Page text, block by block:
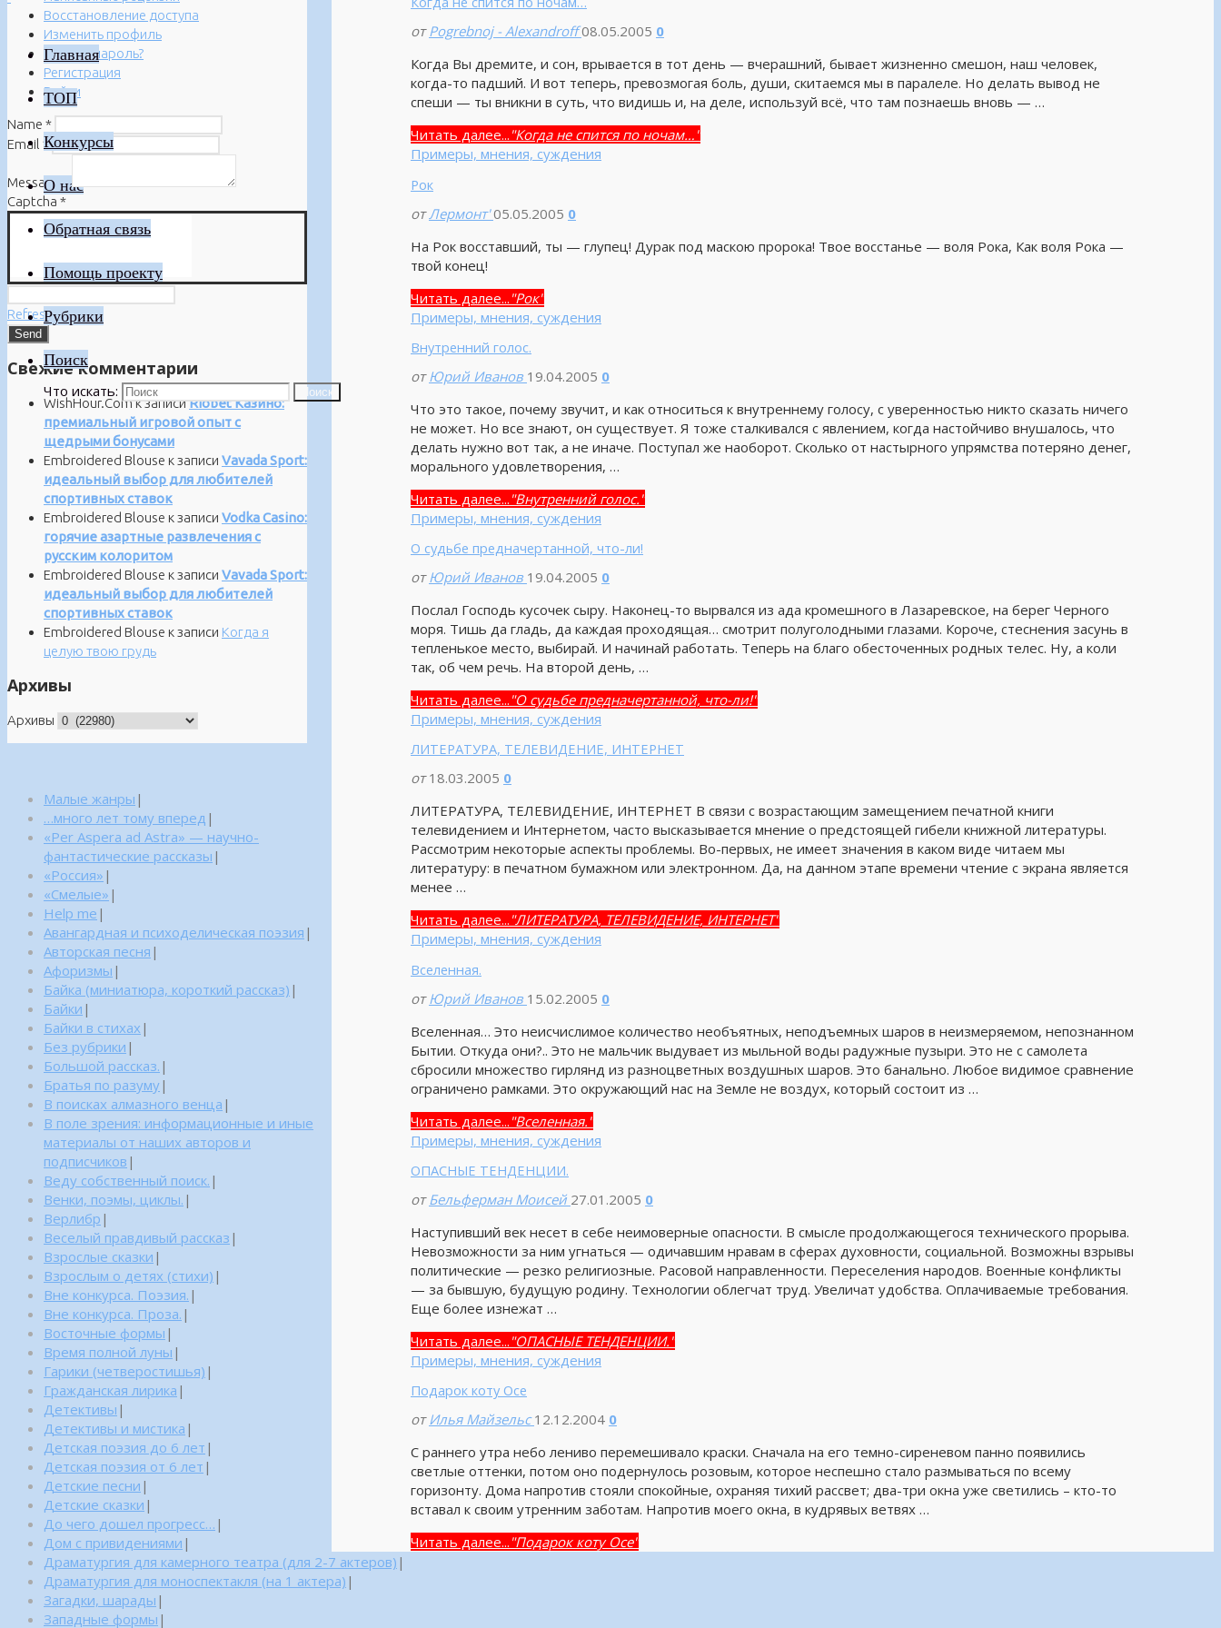
Главная
ТОП
Конкурсы
О нас
Обратная связь
Помощь проекту
Рубрики
Поиск
Что искать: Поиск
от Pogrebnoj - Alexandroff 08.05.2005 0
Когда Вы дремите, и сон, врывается в тот день — вчерашний, бывает жизненно смешон, наш человек,
когда-то падший. И вот теперь, превозмогая боль, души, скитаемся мы в паралеле. Но делать вывод не
спеши — ты вникни в суть, что видишь и, на деле, используй всё, что там познаешь вновь — …
Читать далее... "Когда не спится по ночам…"
Примеры, мнения, суждения
Рок
от Лермонт' 05.05.2005 0
На Рок восставший, ты — глупец! Дурак под маскою пророка! Твое восстанье — воля Рока, Как воля Рока —
твой конец!
Читать далее... "Рок"
Примеры, мнения, суждения
Внутренний голос.
от Юрий Иванов 19.04.2005 0
Что это такое, почему звучит, и как относиться к внутреннему голосу, с уверенностью никто сказать ничего
не может. Но все знают, он существует. Я тоже сталкивался с явлением, когда настойчиво внушалось, что
делать нужно вот так, а не иначе. Поступал же наоборот. Сколько от настырного упрямства потеряно денег,
морального удовлетворения, …
Читать далее... "Внутренний голос."
Примеры, мнения, суждения
О судьбе предначертанной, что-ли!
от Юрий Иванов 19.04.2005 0
Послал Господь кусочек сыру. Наконец-то вырвался из ада кромешного в Лазаревское, на берег Черного
моря. Тишь да гладь, да каждая проходящая… смотрит полуголодными глазами. Короче, стеснения засунь в
тепленькое место, выбирай. И начинай работать. Теперь на благо обесточенных родных телес. Ну, а коли
так, об чем речь. На второй день, …
Читать далее... "О судьбе предначертанной, что-ли!"
Примеры, мнения, суждения
ЛИТЕРАТУРА, ТЕЛЕВИДЕНИЕ, ИНТЕРНЕТ
от 18.03.2005 0
ЛИТЕРАТУРА, ТЕЛЕВИДЕНИЕ, ИНТЕРНЕТ В связи с возрастающим замещением печатной книги
телевидением и Интернетом, часто высказывается мнение о предстоящей гибели книжной литературы.
Рассмотрим некоторые аспекты проблемы. Во-первых, не имеет значения в каком виде читаем мы
литературу: в печатном бумажном или электронном. Да, на данном этапе времени чтение с экрана является
менее …
Читать далее... "ЛИТЕРАТУРА, ТЕЛЕВИДЕНИЕ, ИНТЕРНЕТ"
Примеры, мнения, суждения
Вселенная.
от Юрий Иванов 15.02.2005 0
Вселенная… Это неисчислимое количество необъятных, неподъемных шаров в неизмеряемом, непознанном
Бытии. Откуда они?.. Это не мальчик выдувает из мыльной воды радужные пузыри. Это не с самолета
сбросили множество гирлянд из разноцветных воздушных шаров. Это банально. Любое видимое сравнение
ограничено рамками. Это окружающий нас на Земле не воздух, который состоит из …
Читать далее... "Вселенная."
Примеры, мнения, суждения
ОПАСНЫЕ ТЕНДЕНЦИИ.
от Бельферман Моисей 27.01.2005 0
Наступивший век несет в себе неимоверные опасности. В смысле продолжающегося технического прорыва.
Невозможности за ним угнаться — одичавшим нравам в сферах духовности, социальной. Возможны взрывы
политические — резко религиозные. Расовой направленности. Переселения народов. Военные конфликты
— за бывшую, будущую родину. Технологии облегчат труд. Увеличат удобства. Оплачиваемые требования.
Еще более изнежат …
Читать далее... "ОПАСНЫЕ ТЕНДЕНЦИИ."
Примеры, мнения, суждения
Подарок коту Осе
от Илья Майзельс12.12.2004 0
С раннего утра небо лениво перемешивало краски. Сначала на его темно-сиреневом панно появились
светлые оттенки, потом оно подернулось розовым, которое неспешно стало размываться по всему
горизонту. Дома напротив стояли спокойные, охраняя тихий рассвет; два-три окна уже светились – кто-то
вставал к своим утренним заботам. Напротив моего окна, в кудрявых ветвях …
Читать далее... "Подарок коту Осе"
Восстановление доступа
Изменить профиль
Забыли пароль?
Регистрация
Войти
Name *
Email *
Message*
Captcha *
Refresh
Свежие комментарии
WishHour.Comк записиRiobet Казино:
премиальный игровой опыт с
щедрыми бонусами
Embroidered Blouse к записи Vavada Sport:
идеальный выбор для любителей
спортивных ставок
Embroidered Blouse к записи Vodka Casino:
горячие азартные развлечения с
русским колоритом
Embroidered Blouse к записи Vavada Sport:
идеальный выбор для любителей
спортивных ставок
Embroidered Blouse к записи Когда я
целую твою грудь
Архивы
Архивы
Малые жанры |
…много лет тому вперед |
«Per Aspera ad Astra» — научно-
фантастические рассказы |
«Россия» |
«Смелые» |
Help me |
Авангардная и психоделическая поэзия |
Авторская песня |
Афоризмы |
Байка (миниатюра, короткий рассказ) |
Байки |
Байки в стихах |
Без рубрики |
Большой рассказ. |
Братья по разуму|
В поисках алмазного венца |
В поле зрения: информационные и иные
материалы от наших авторов и
подписчиков |
Веду собственный поиск. |
Венки, поэмы, циклы. |
Верлибр |
Веселый правдивый рассказ |
Взрослые сказки |
Взрослым о детях (стихи) |
Вне конкурса. Поэзия. |
Вне конкурса. Проза. |
Восточные формы |
Время полной луны |
Гарики (четверостишья) |
Гражданская лирика |
Детективы |
Детективы и мистика |
Детская поэзия до 6 лет |
Детская поэзия от 6 лет |
Детские песни |
Детские сказки |
До чего дошел прогресс… |
Дом с привидениями |
Драматургия для камерного театра (для 2-7 актеров) |
Драматургия для моноспектакля (на 1 актера) |
Загадки, шарады |
Западные формы |